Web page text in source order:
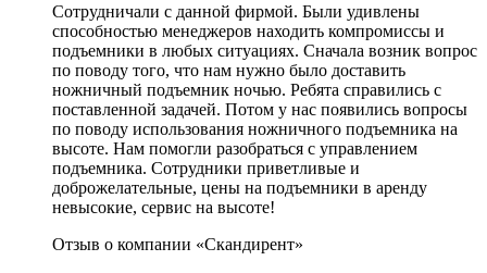
Сотрудничали с данной фирмой. Были удивлены
способностью менеджеров находить компромиссы и
подъемники в любых ситуациях. Сначала возник вопрос
по поводу того, что нам нужно было доставить
ножничный подъемник ночью. Ребята справились с
поставленной задачей. Потом у нас появились вопросы
по поводу использования ножничного подъемника на
высоте. Нам помогли разобраться с управлением
подъемника. Сотрудники приветливые и
доброжелательные, цены на подъемники в аренду
невысокие, сервис на высоте!
Отзыв о компании «Скандирент»